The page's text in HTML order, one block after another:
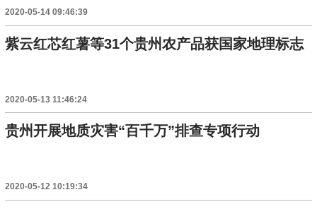
2020-05-14 09:46:39
紫云红芯红薯等31个贵州农产品获国家地理标志
2020-05-13 11:46:24
贵州开展地质灾害“百千万”排查专项行动
2020-05-12 10:19:34